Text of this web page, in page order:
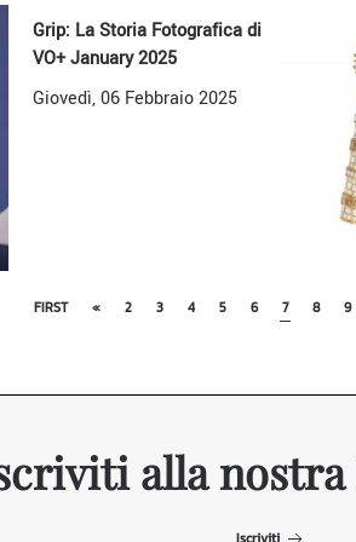
Grip: La Storia Fotografica di
VO+ January 2025
Giovedì, 06 Febbraio 2025
FIRST « 2 3 4 5 6 7 8 9
alla nostra